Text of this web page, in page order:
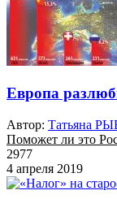
Европа
Автор: Татьяна
Поможет ли это
2977
4 апреля 2019